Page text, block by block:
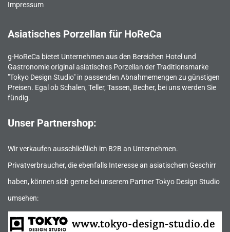
Impressum
Asiatisches Porzellan für HoReCa
g-HoReCa bietet Unternehmen aus den Bereichen Hotel und
Gastronomie original asiatisches Porzellan der Traditionsmarke
"Tokyo Design Studio" in passenden Abnahmemengen zu günstigen
Preisen. Egal ob Schalen, Teller, Tassen, Becher, bei uns werden Sie
fündig.
Unser Partnershop:
Wir verkaufen ausschließlich im B2B an Unternehmen.
Privatverbraucher, die ebenfalls Interesse an asiatischem Geschirr
haben, können sich gerne bei unserem Partner Tokyo Design Studio
umsehen: